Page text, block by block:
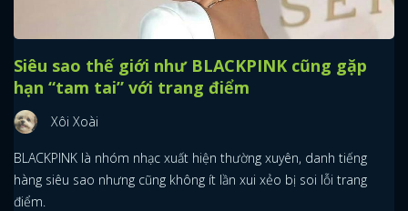
Siêu sao thế giới như BLACKPINK cũng gặp
hạn “tam tai” với trang điểm
Xôi Xoài
BLACKPINK là nhóm nhạc xuất hiện thường xuyên, danh tiếng
hàng siêu sao nhưng cũng không ít lần xui xẻo bị soi lỗi trang
điểm.